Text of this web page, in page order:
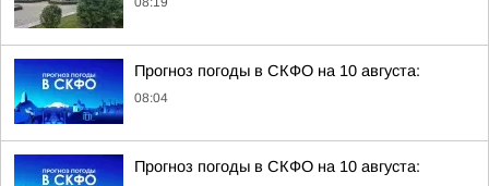
Прогноз погоды в СКФО на 10 августа:
08:04
Прогноз погоды в СКФО на 10 августа: